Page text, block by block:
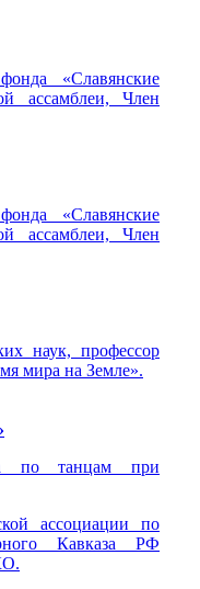
«Славянские
ассамблеи, Член
«Славянские
ассамблеи, Член
наук, профессор
мира на Земле».
по танцам при
ассоциации по
Кавказа РФ